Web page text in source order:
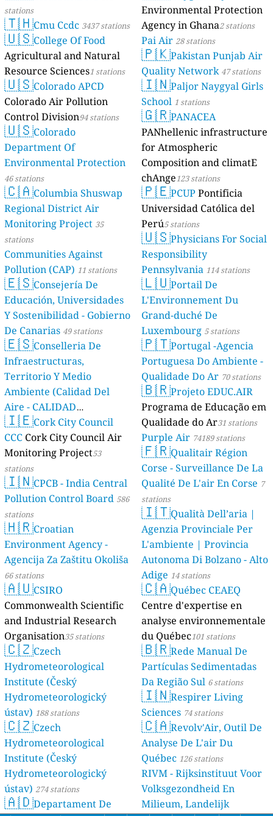
stations
🇹🇭Cmu Ccdc 3437 stations
🇺🇸College Of Food
Agricultural and Natural
Resource Sciences1 stations
🇺🇸Colorado APCD
Colorado Air Pollution
Control Division94 stations
🇺🇸Colorado
Department Of
Environmental Protection
46 stations
🇨🇦Columbia Shuswap
Regional District Air
Monitoring Project 35
stations
Communities Against
Pollution (CAP) 11 stations
🇪🇸Consejería De
Educación, Universidades
Y Sostenibilidad - Gobierno
De Canarias 49 stations
🇪🇸Conselleria De
Infraestructuras,
Territorio Y Medio
Ambiente (Calidad Del
Aire - CALIDAD
AMBIENTAL) 23 stations
🇮🇪Cork City Council
CCC Cork City Council Air
Monitoring Project53
stations
🇮🇳CPCB - India Central
Pollution Control Board 586
stations
🇭🇷Croatian
Environment Agency -
Agencija Za Zaštitu Okoliša
66 stations
🇦🇺CSIRO
Commonwealth Scientific
and Industrial Research
Organisation35 stations
🇨🇿Czech
Hydrometeorological
Institute (Český
Hydrometeorologický
ústav) 188 stations
🇨🇿Czech
Hydrometeorological
Institute (Český
Hydrometeorologický
ústav) 274 stations
🇦🇩Departament De
Environmental Protection
Agency in Ghana2 stations
Pai Air 28 stations
🇵🇰Pakistan Punjab Air
Quality Network 47 stations
🇮🇳Paljor Naygyal Girls
School 1 stations
🇬🇷PANACEA
PANhellenic infrastructure
for Atmospheric
Composition and climatE
chAnge123 stations
🇵🇪PCUP Pontificia
Universidad Católica del
Perú5 stations
🇺🇸Physicians For Social
Responsibility
Pennsylvania 114 stations
🇱🇺Portail De
L'Environnement Du
Grand-duché De
Luxembourg 5 stations
🇵🇹Portugal -Agencia
Portuguesa Do Ambiente -
Qualidade Do Ar 70 stations
🇧🇷Projeto EDUC.AIR
Programa de Educação em
Qualidade do Ar31 stations
Purple Air 74189 stations
🇫🇷Qualitair Région
Corse - Surveillance De La
Qualité De L'air En Corse 7
stations
🇮🇹Qualità Dell’aria |
Agenzia Provinciale Per
L'ambiente | Provincia
Autonoma Di Bolzano - Alto
Adige 14 stations
🇨🇦Québec CEAEQ
Centre d'expertise en
analyse environnementale
du Québec101 stations
🇧🇷Rede Manual De
Partículas Sedimentadas
Da Região Sul 6 stations
🇮🇳Respirer Living
Sciences 74 stations
🇨🇦Revolv'Air, Outil De
Analyse De L'air Du
Québec 126 stations
RIVM - Rijksinstituut Voor
Volksgezondheid En
Milieum, Landelijk